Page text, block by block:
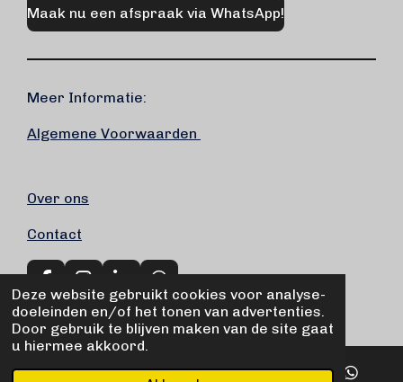
Deze website gebruikt cookies voor analyse-
doeleinden en/of het tonen van advertenties.
Door gebruik te blijven maken van de site gaat
u hiermee akkoord.
Maak nu een afspraak via WhatsApp!
Meer Informatie:
Algemene Voorwaarden
Over ons
Contact
a
c
e
b
o
n
s
t
a
g
i
n
k
e
d
W
h
a
t
A
© 2020 - 2026 Marek Fiets-service